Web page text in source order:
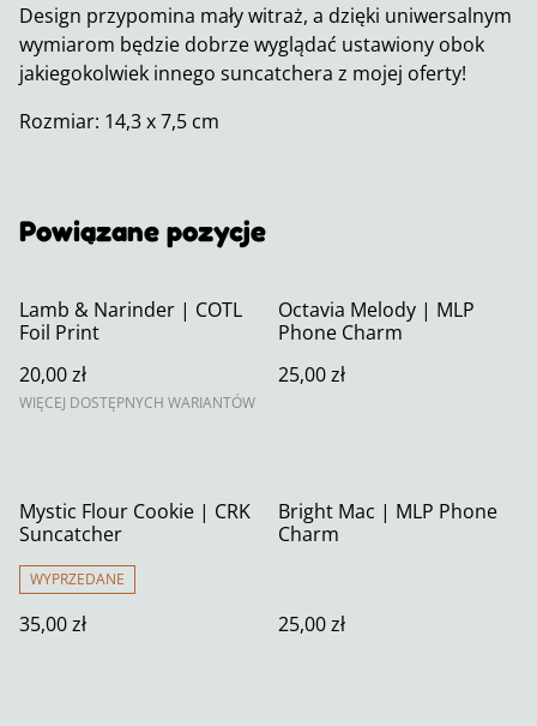
Design przypomina mały witraż, a dzięki uniwersalnym
wymiarom będzie dobrze wyglądać ustawiony obok
jakiegokolwiek innego suncatchera z mojej oferty!
Rozmiar: 14,3 x 7,5 cm
Powiązane pozycje
Lamb & Narinder | COTL
Foil Print
20,00 zł
WIĘCEJ DOSTĘPNYCH WARIANTÓW
Octavia Melody | MLP
Phone Charm
25,00 zł
Mystic Flour Cookie | CRK
Suncatcher
WYPRZEDANE
35,00 zł
Bright Mac | MLP Phone
Charm
25,00 zł